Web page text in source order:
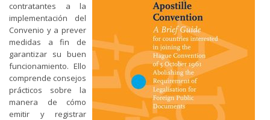
contratantes a la
implementación del
Convenio y a prever
medidas a fin de
garantizar su buen
funcionamiento. Ello
comprende consejos
prácticos sobre la
manera de cómo
emitir y registrar